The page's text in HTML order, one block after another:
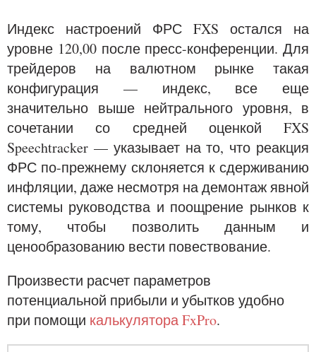
Индекс настроений ФРС FXS остался на
уровне 120,00 после пресс-конференции. Для
трейдеров на валютном рынке такая
конфигурация — индекс, все еще
значительно выше нейтрального уровня, в
сочетании со средней оценкой FXS
Speechtracker — указывает на то, что реакция
ФРС по-прежнему склоняется к сдерживанию
инфляции, даже несмотря на демонтаж явной
системы руководства и поощрение рынков к
тому, чтобы позволить данным и
ценообразованию вести повествование.
Произвести расчет параметров
потенциальной прибыли и убытков удобно
при помощи калькулятора FxPro.